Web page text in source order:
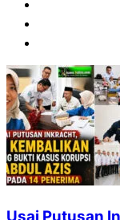
Usai Putusan